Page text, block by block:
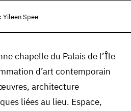
Yileen Spee
chapelle du Palais de l’Île
d’art contemporain
architecture
liées au lieu. Espace,